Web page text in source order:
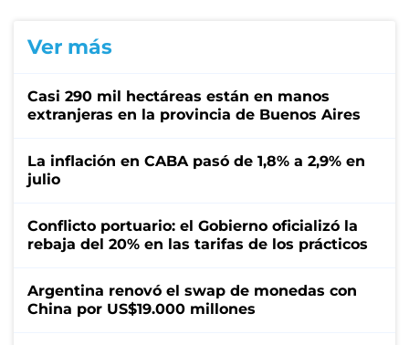
Ver más
Casi 290 mil hectáreas están en manos
extranjeras en la provincia de Buenos Aires
La inflación en CABA pasó de 1,8% a 2,9% en
julio
Conflicto portuario: el Gobierno oficializó la
rebaja del 20% en las tarifas de los prácticos
Argentina renovó el swap de monedas con
China por US$19.000 millones